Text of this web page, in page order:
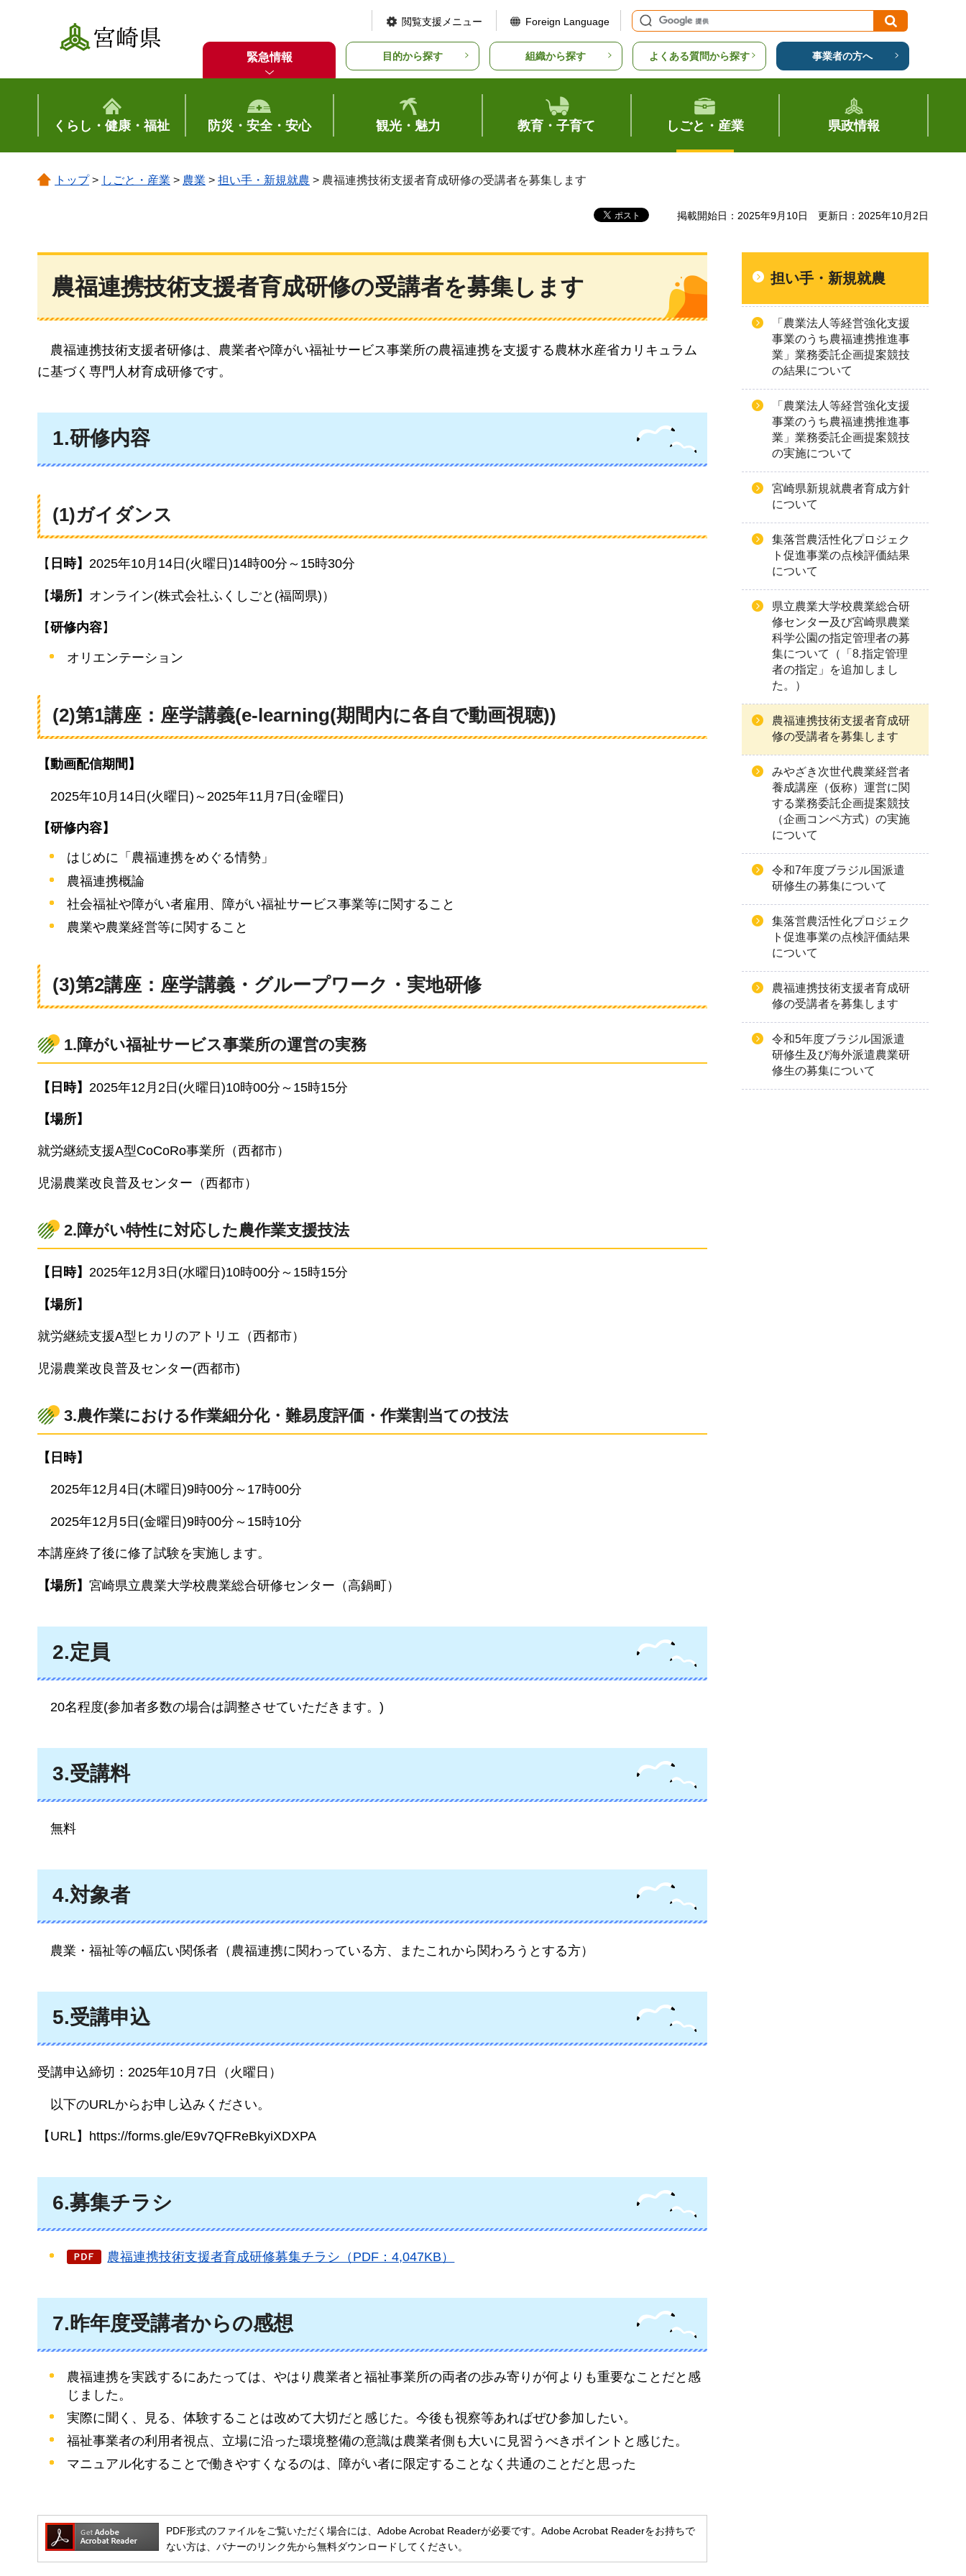
宮崎県
閲覧支援メニュー Foreign Language
緊急情報 目的から探す 組織から探す よくある質問から探す 事業者の方へ
くらし・健康・福祉 防災・安全・安心 観光・魅力 教育・子育て しごと・産業 県政情報
トップ> しごと・産業 > 農業 > 担い手・新規就農 > 農福連携技術支援者育成研修の受講者を募集します
掲載開始日：2025年9月10日 更新日：2025年10月2日
農福連携技術支援者育成研修の受講者を募集します
農福連携技術支援者研修は、農業者や障がい福祉サービス事業所の農福連携を支援する農林水産省カリキュラム
に基づく専門人材育成研修です。
1.研修内容
(1)ガイダンス
【 日時】 2025年10月14日(火曜日)14時00分～15時30分
【場所】 オンライン(株式会社ふくしごと(福岡県)）
【研修内容】
オリエンテーション
(2)第1講座：座学講義(e-learning(期間内に各自で動画視聴))
【動画配信期間】
2025年10月14日(火曜日)～2025年11月7日(金曜日)
【研修内容】
はじめに「農福連携をめぐる情勢」
農福連携概論
社会福祉や障がい者雇用、障がい福祉サービス事業等に関すること
農業や農業経営等に関すること
(3)第2講座：座学講義・グループワーク・実地研修
1.障がい福祉サービス事業所の運営の実務
【日時】 2025年12月2日(火曜日)10時00分～15時15分
【場所】
就労継続支援A型CoCoRo事業所（西都市）
児湯農業改良普及センター（西都市）
2.障がい特性に対応した農作業支援技法
【日時】 2025年12月3日(水曜日)10時00分～15時15分
【場所】
就労継続支援A型ヒカリのアトリエ（西都市）
児湯農業改良普及センター(西都市)
3.農作業における作業細分化・難易度評価・作業割当ての技法
【日時】
2025年12月4日(木曜日)9時00分～17時00分
2025年12月5日(金曜日)9時00分～15時10分
本講座終了後に修了試験を実施します。
【場所】 宮崎県立農業大学校農業総合研修センター（高鍋町）
2.定員
20名程度(参加者多数の場合は調整させていただきます。)
3.受講料
無料
4.対象者
農業 ・福祉等の幅広い関係者（農福連携に関わっている方、またこれから関わろうとする方）
5.受講申込
受講申込締切：2025年10月7日（火曜日）
以下のURLからお申し込みください。
【URL】https://forms.gle/E9v7QFReBkyiXDXPA
6.募集チラシ
農福連携技術支援者育成研修募集チラシ（PDF：4,047KB）
7.昨年度受講者からの感想
農福連携を実践するにあたっては、やはり農業者と福祉事業所の両者の歩み寄りが何よりも重要なことだと感
じました。
実際に聞く、見る、体験することは改めて大切だと感じた。今後も視察等あればぜひ参加したい。
福祉事業者の利用者視点、立場に沿った環境整備の意識は農業者側も大いに見習うべきポイントと感じた。
マニュアル化することで働きやすくなるのは、障がい者に限定することなく共通のことだと思った
PDF形式のファイルをご覧いただく場合には、Adobe Acrobat Readerが必要です。Adobe Acrobat Readerをお持ちで
ない方は、バナーのリンク先から無料ダウンロードしてください。
担い手・新規就農
「農業法人等経営強化支援
事業のうち農福連携推進事
業」業務委託企画提案競技
の結果について
「農業法人等経営強化支援
事業のうち農福連携推進事
業」業務委託企画提案競技
の実施について
宮崎県新規就農者育成方針
について
集落営農活性化プロジェク
ト促進事業の点検評価結果
について
県立農業大学校農業総合研
修センター及び宮崎県農業
科学公園の指定管理者の募
集について（「8.指定管理
者の指定」を追加しまし
た。）
農福連携技術支援者育成研
修の受講者を募集します
みやざき次世代農業経営者
養成講座（仮称）運営に関
する業務委託企画提案競技
（企画コンペ方式）の実施
について
令和7年度ブラジル国派遣
研修生の募集について
集落営農活性化プロジェク
ト促進事業の点検評価結果
について
農福連携技術支援者育成研
修の受講者を募集します
令和5年度ブラジル国派遣
研修生及び海外派遣農業研
修生の募集について